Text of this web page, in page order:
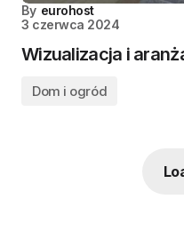
By eurohost
3 czerwca 2024
Wizualizacja i
Dom i ogród